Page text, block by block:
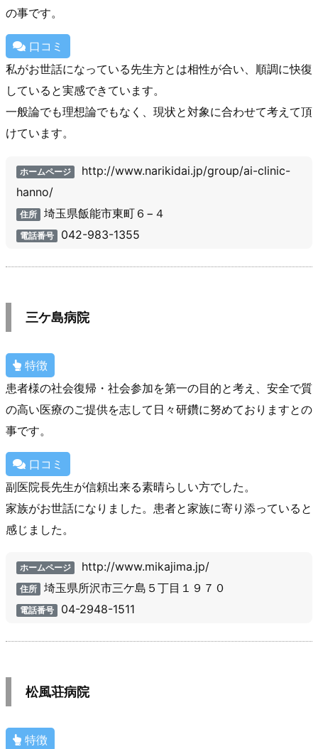
の事です。
口コミ
私がお世話になっている先生方とは相性が合い、順調に快復
していると実感できています。
一般論でも理想論でもなく、現状と対象に合わせて考えて頂
けています。
ホームページ
http://www.narikidai.jp/group/ai-clinic-
hanno/
住所 埼玉県飯能市東町６−４
電話番号 042-983-1355
三ケ島病院
特徴
患者様の社会復帰・社会参加を第一の目的と考え、安全で質
の高い医療のご提供を志して日々研鑽に努めておりますとの
事です。
口コミ
副医院長先生が信頼出来る素晴らしい方でした。
家族がお世話になりました。患者と家族に寄り添っていると
感じました。
ホームページ http://www.mikajima.jp/
住所 埼玉県所沢市三ケ島５丁目１９７０
電話番号 04-2948-1511
松風荘病院
特徴